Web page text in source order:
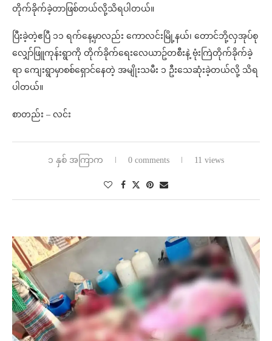
တိုက်ခိုက်ခဲ့တာဖြစ်တယ်လို့သိရပါတယ်။
ပြီးခဲ့တဲ့ဧပြီ ၁၁ ရက်နေ့မှာလည်း ကောလင်းမြို့နယ်၊ တောင်ဘို့လှအုပ်စု
လျှော်ဖြူကုန်းရွာကို တိုက်ခိုက်ရေးလေယာဥ်တစီးနဲ့ ဗုံးကြဲတိုက်ခိုက်ခဲ့
ရာ ကျေးရွာမှာစစ်ရှောင်နေတဲ့ အမျိုးသမီး ၁ ဦးသေဆုံးခဲ့တယ်လို့ သိရ
ပါတယ်။
စာတည်း – လင်း
၁ နှစ် အကြာက 0 comments 11 views